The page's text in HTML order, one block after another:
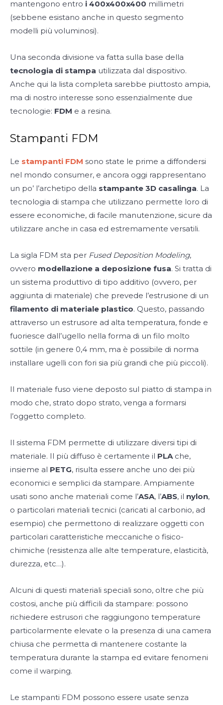
mantengono entro i 400x400x400 millimetri
(sebbene esistano anche in questo segmento
modelli più voluminosi).
Una seconda divisione va fatta sulla base della
tecnologia di stampa utilizzata dal dispositivo.
Anche qui la lista completa sarebbe piuttosto ampia,
ma di nostro interesse sono essenzialmente due
tecnologie: FDM e a resina.
Stampanti FDM
Le stampanti FDM sono state le prime a diffondersi
nel mondo consumer, e ancora oggi rappresentano
un po’ l’archetipo della stampante 3D casalinga. La
tecnologia di stampa che utilizzano permette loro di
essere economiche, di facile manutenzione, sicure da
utilizzare anche in casa ed estremamente versatili.
La sigla FDM sta per Fused Deposition Modeling,
ovvero modellazione a deposizione fusa. Si tratta di
un sistema produttivo di tipo additivo (ovvero, per
aggiunta di materiale) che prevede l’estrusione di un
filamento di materiale plastico. Questo, passando
attraverso un estrusore ad alta temperatura, fonde e
fuoriesce dall’ugello nella forma di un filo molto
sottile (in genere 0,4 mm, ma è possibile di norma
installare ugelli con fori sia più grandi che più piccoli).
Il materiale fuso viene deposto sul piatto di stampa in
modo che, strato dopo strato, venga a formarsi
l’oggetto completo.
Il sistema FDM permette di utilizzare diversi tipi di
materiale. Il più diffuso è certamente il PLA che,
insieme al PETG, risulta essere anche uno dei più
economici e semplici da stampare. Ampiamente
usati sono anche materiali come l’ASA, l’ABS, il nylon,
o particolari materiali tecnici (caricati al carbonio, ad
esempio) che permettono di realizzare oggetti con
particolari caratteristiche meccaniche o fisico-
chimiche (resistenza alle alte temperature, elasticità,
durezza, etc…).
Alcuni di questi materiali speciali sono, oltre che più
costosi, anche più difficili da stampare: possono
richiedere estrusori che raggiungono temperature
particolarmente elevate o la presenza di una camera
chiusa che permetta di mantenere costante la
temperatura durante la stampa ed evitare fenomeni
come il warping.
Le stampanti FDM possono essere usate senza